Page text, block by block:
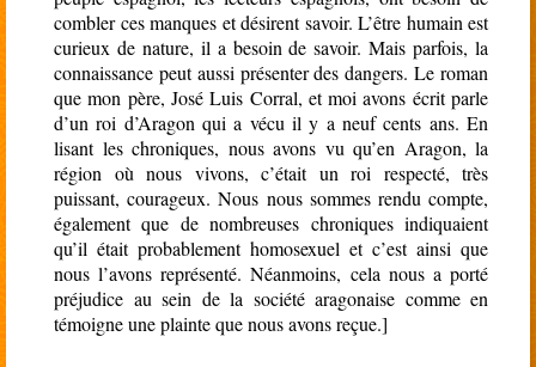
combler ces manques et désirent savoir. L’être humain est
curieux de nature, il a besoin de savoir. Mais parfois, la
connaissance peut aussi présenter des dangers. Le roman
que mon père, José Luis Corral, et moi avons écrit parle
d’un roi d’Aragon qui a vécu il y a neuf cents ans. En
lisant les chroniques, nous avons vu qu’en Aragon, la
région où nous vivons, c’était un roi respecté, très
puissant, courageux. Nous nous sommes rendu compte,
également que de nombreuses chroniques indiquaient
qu’il était probablement homosexuel et c’est ainsi que
nous l’avons représenté. Néanmoins, cela nous a porté
préjudice au sein de la société aragonaise comme en
témoigne une plainte que nous avons reçue.]